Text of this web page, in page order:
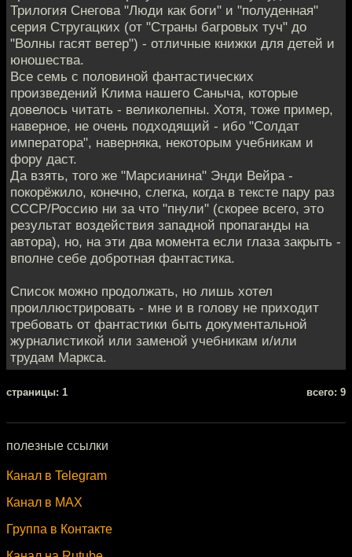
Трилогия Снегова "Люди как боги" и "полуденная"
серия Стругацких (от "Страны багровых туч" до
"Волны гасят ветер") - отличные книжки для детей и
юношества.
Все семь с половиной фантастических
произведений Клима нашего Саныча, которые
довелось читать - великолепны. Хотя, тоже пример,
наверное, не очень подходящий - ибо "Солдат
императора", наверняка, некоторым учебникам и
фору даст.
Да взять, того же "Марсианина" Энди Вейра -
покорёжило, конечно, слегка, когда в тексте пару раз
СССР/Россию ни за что "пнули" (скорее всего, это
результат воздействия западной пропаганды на
автора), но, на эти два момента если глаза закрыть -
вполне себе добротная фантастика.
Список можно продолжать, но лишь хотел
проиллюстрировать - мне и в голову не приходит
требовать от фантастики быть документальной
журналистикой или заменой учебникам и/или
трудам Маркса.
cтраницы: 1 всего: 9
полезные ссылки
Канал в Telegram
Канал в MAX
Группа в Контакте